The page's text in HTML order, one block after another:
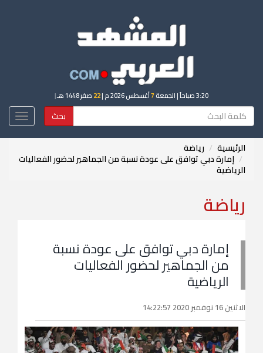
3:20 صباحاً | الجمعة7أغسطس 2026 م | 22 صفر 1448 هـ |
بحث
الرئيسية رياضة
إمارة دبي توافق على عودة نسبة من الجماهير لحضور الفعاليات
الرياضية
رياضة
إمارة دبي توافق على عودة نسبة
من الجماهير لحضور الفعاليات
الرياضية
الاثنين 16 نوفمبر 2020 14:22:57